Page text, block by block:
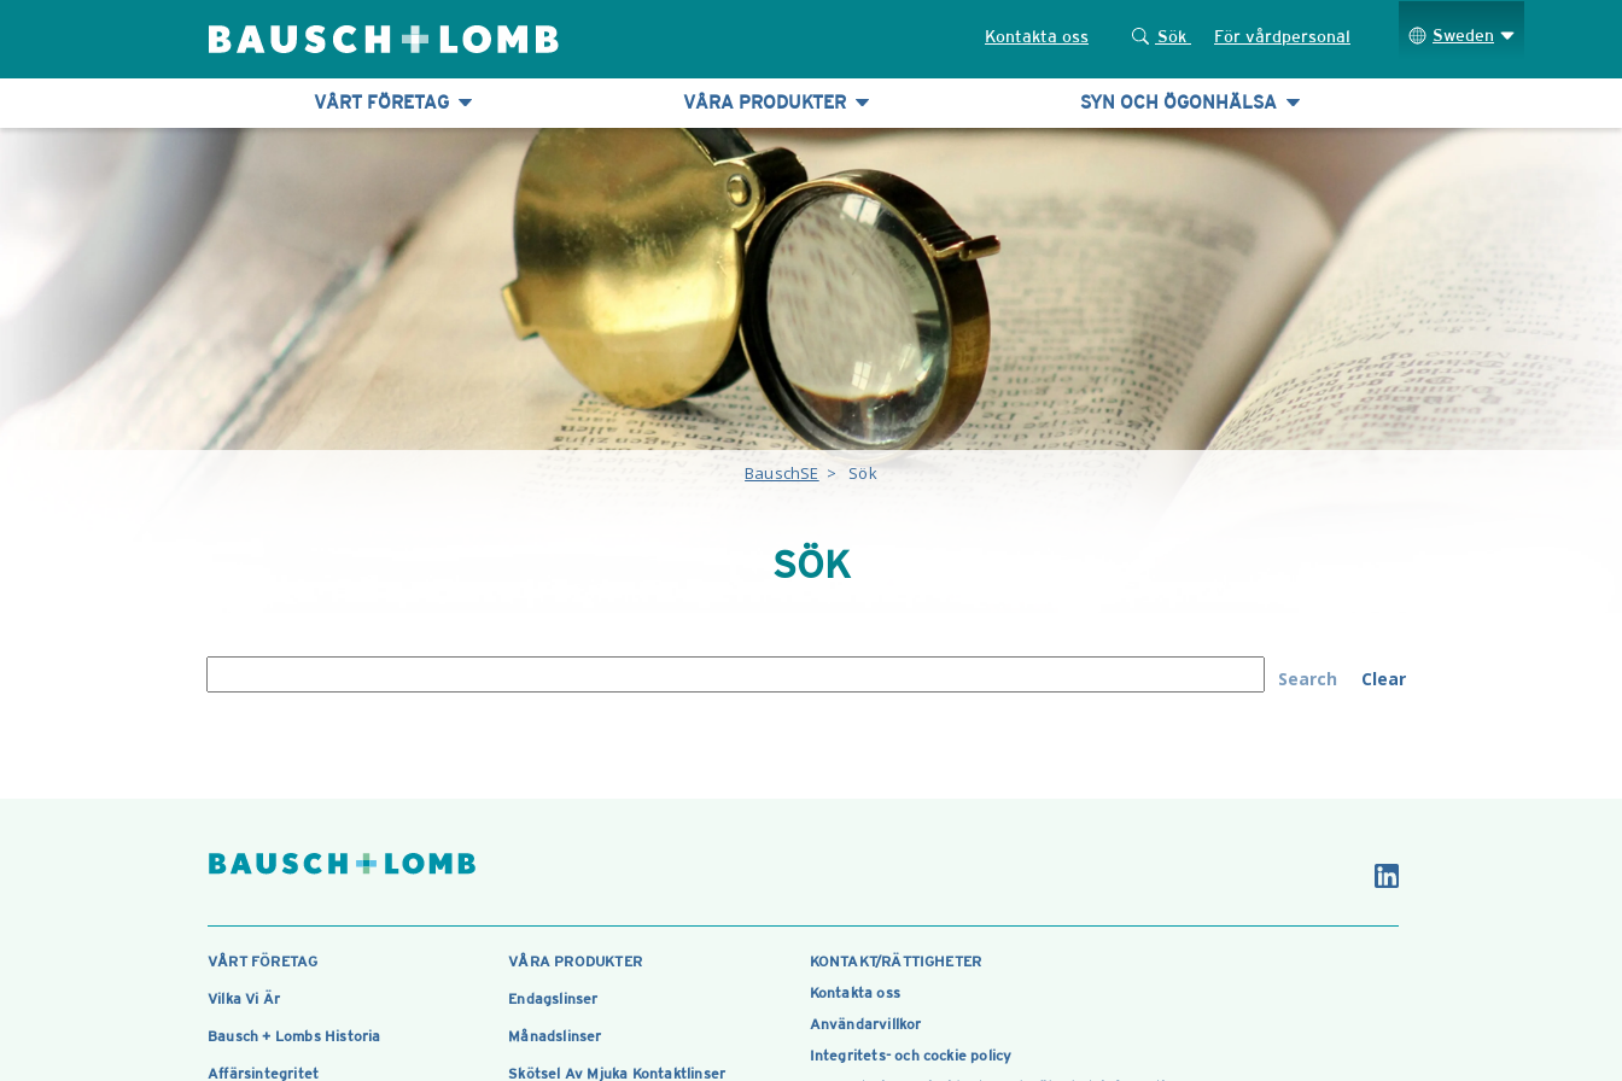
Kontakta oss Sök För vårdpersonal Sweden
VÅRT FÖRETAG VÅRA PRODUKTER SYN OCH ÖGONHÄLSA
BauschSE > Sök
SÖK
VÅRT FÖRETAG
Vilka Vi Är
Bausch + Lombs Historia
Affärsintegritet
VÅRA PRODUKTER
Endagslinser
Månadslinser
Skötsel Av Mjuka Kontaktlinser
KONTAKT/RÄTTIGHETER
Kontakta oss
Användarvillkor
Integritets- och cockie policy